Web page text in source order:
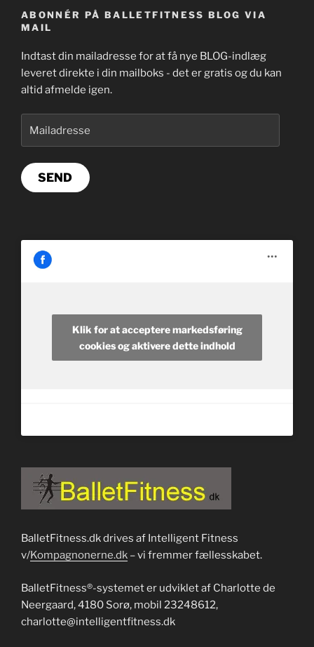
ABONNÉR PÅ BALLETFITNESS BLOG VIA
MAIL
Indtast din mailadresse for at få nye BLOG-indlæg
leveret direkte i din mailboks - det er gratis og du kan
altid afmelde igen.
SEND
Klik for at acceptere markedsføring
cookies og aktivere dette indhold
BalletFitness.dk drives af Intelligent Fitness
v/Kompagnonerne.dk – vi fremmer fællesskabet.
BalletFitness®-systemet er udviklet af Charlotte de
Neergaard, 4180 Sorø, mobil 23248612,
charlotte@intelligentfitness.dk